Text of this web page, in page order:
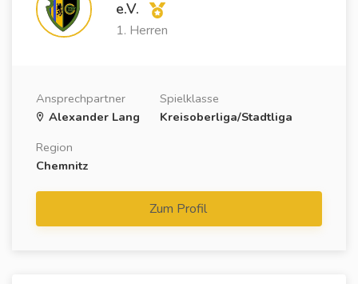
e.V.
1. Herren
Ansprechpartner
Alexander Lang
Spielklasse
Kreisoberliga/Stadtliga
Region
Chemnitz
Zum Profil